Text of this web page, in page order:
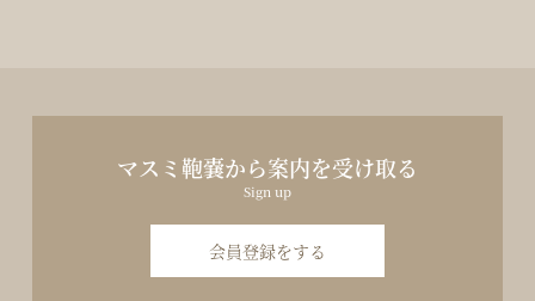
マスミ鞄嚢から案内を受け取る
Sign up
会員登録をする